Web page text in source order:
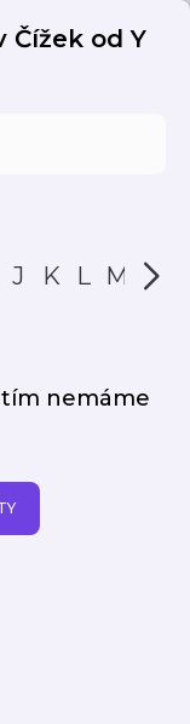
Čížek od Y
J K L M N
nemáme